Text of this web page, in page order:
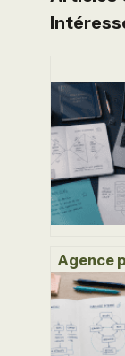
Agence
leviers
valider
et éviter